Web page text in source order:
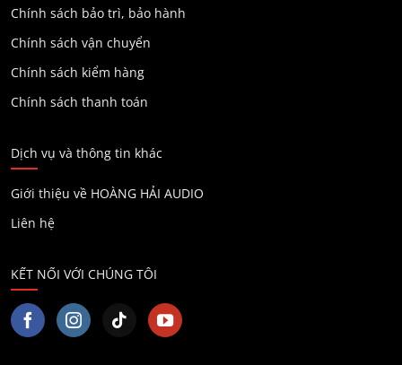
Chính sách bảo trì, bảo hành
Chính sách vận chuyển
Chính sách kiểm hàng
Chính sách thanh toán
Dịch vụ và thông tin khác
Giới thiệu về HOÀNG HẢI AUDIO
Liên hệ
KẾT NỐI VỚI CHÚNG TÔI